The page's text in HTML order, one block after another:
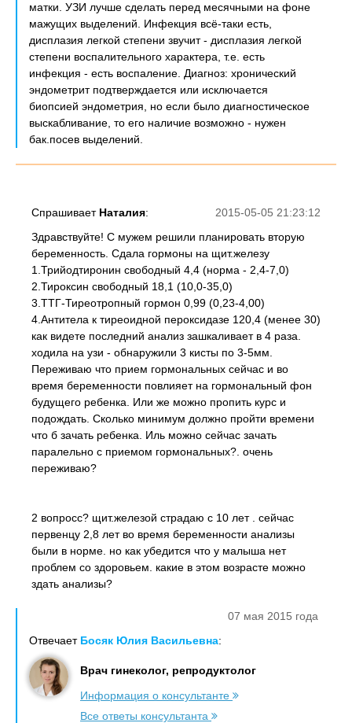
матки. УЗИ лучше сделать перед месячными на фоне
мажущих выделений. Инфекция всё-таки есть,
дисплазия легкой степени звучит - дисплазия легкой
степени воспалительного характера, т.е. есть
инфекция - есть воспаление. Диагноз: хронический
эндометрит подтверждается или исключается
биопсией эндометрия, но если было диагностическое
выскабливание, то его наличие возможно - нужен
бак.посев выделений.
2015-05-05 21:23:12
Спрашивает Наталия:
Здравствуйте! С мужем решили планировать вторую
беременность. Сдала гормоны на щит.железу
1.Трийодтиронин свободный 4,4 (норма - 2,4-7,0)
2.Тироксин свободный 18,1 (10,0-35,0)
3.ТТГ-Тиреотропный гормон 0,99 (0,23-4,00)
4.Антитела к тиреоидной пероксидазе 120,4 (менее 30)
как видете последний анализ зашкаливает в 4 раза.
ходила на узи - обнаружили 3 кисты по 3-5мм.
Переживаю что прием гормональных сейчас и во
время беременности повлияет на гормональный фон
будущего ребенка. Или же можно пропить курс и
подождать. Сколько минимум должно пройти времени
что б зачать ребенка. Иль можно сейчас зачать
паралельно с приемом гормональных?. очень
переживаю?
2 вопросс? щит.железой страдаю с 10 лет . сейчас
первенцу 2,8 лет во время беременности анализы
были в норме. но как убедится что у малыша нет
проблем со здоровьем. какие в этом возрасте можно
здать анализы?
07 мая 2015 года
Отвечает Босяк Юлия Васильевна:
Врач гинеколог, репродуктолог
Информация о консультанте
Все ответы консультанта